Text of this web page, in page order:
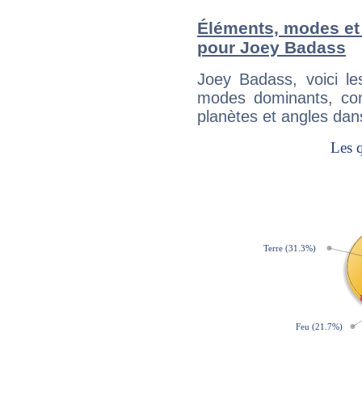
Éléments, modes
pour Joey Badass
Joey Badass, voici
modes dominants,
planètes et angles